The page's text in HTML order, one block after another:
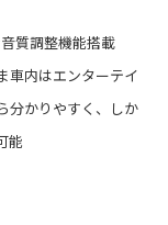
質調整機能搭載
車内はエンターテイ
分かりやすく、しか
能